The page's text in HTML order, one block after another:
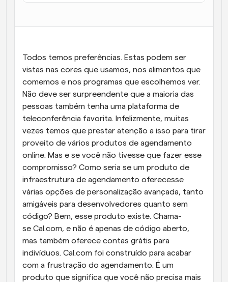
Agendamento potenciado com chamadas
impulsionadas por IA
Automatizar agendamento e lembretes
Mantenha-se atualizado com as últimas notícias e
atualizações
Reuniões Instantâneas
Reunião com clientes em minutos
Links de Grupo Dinâmico
Agende reuniões de forma fluida com várias pessoas
Webhooks
Receba notificações quando algo acontecer
Todos temos preferências. Estas podem ser
vistas nas cores que usamos, nos alimentos que
comemos e nos programas que escolhemos ver.
Não deve ser surpreendente que a maioria das
pessoas também tenha uma plataforma de
teleconferência favorita. Infelizmente, muitas
vezes temos que prestar atenção a isso para tirar
proveito de vários produtos de agendamento
online. Mas e se você não tivesse que fazer esse
compromisso? Como seria se um produto de
infraestrutura de agendamento oferecesse
várias opções de personalização avançada, tanto
amigáveis para desenvolvedores quanto sem
código? Bem, esse produto existe. Chama-
se Cal.com, e não é apenas de código aberto,
mas também oferece contas grátis para
indivíduos. Cal.com foi construído para acabar
com a frustração do agendamento. É um
produto que significa que você não precisa mais